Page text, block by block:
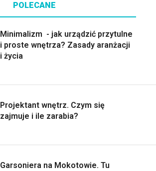
POLECANE
Minimalizm - jak urządzić przytulne
i proste wnętrza? Zasady aranżacji
i życia
Projektant wnętrz. Czym się
zajmuje i ile zarabia?
Garsoniera na Mokotowie. Tu